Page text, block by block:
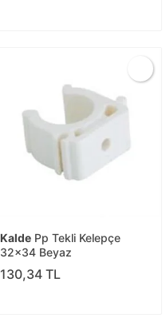
Kalde Pp Tekli Kelepçe
32x34 Beyaz
130,34 TL